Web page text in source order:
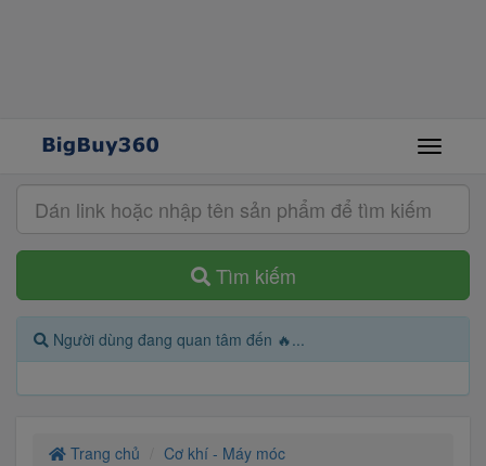
Tìm kiếm
Người dùng đang quan tâm đến 🔥...
Trang chủ
Cơ khí - Máy móc